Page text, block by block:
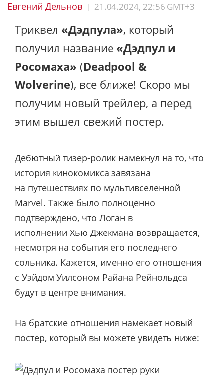
Евгений Дельнов | 21.04.2024, 22:56 GMT+3
Триквел «Дэдпула», который
получил название «Дэдпул и
Росомаха» (Deadpool &
Wolverine), все ближе! Скоро мы
получим новый трейлер, а перед
этим вышел свежий постер.
Дебютный тизер-ролик намекнул на то, что
история кинокомикса завязана
на путешествиях по мультивселенной
Marvel. Также было полноценно
подтверждено, что Логан в
исполнении Хью Джекмана возвращается,
несмотря на события его последнего
сольника. Кажется, именно его отношения
с Уэйдом Уилсоном Райана Рейнольдса
будут в центре внимания.
На братские отношения намекает новый
постер, который вы можете увидеть ниже: